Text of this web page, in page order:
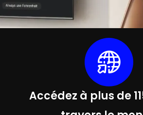
Accédez à plus de